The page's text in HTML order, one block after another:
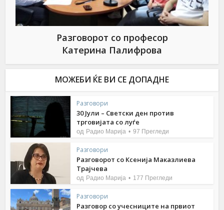
Разговорот со професор
Катерина Палифрова
МОЖЕБИ ЌЕ ВИ СЕ ДОПАДНЕ
Разговори
30 Јули – Светски ден против
трговијата со луѓе
од Радио Марија 97 Прегледи
Разговори
Разговорот со Ксенија Маказлиева
Трајчева
од Радио Марија 177 Прегледи
Разговори
Разговор со учесниците на првиот